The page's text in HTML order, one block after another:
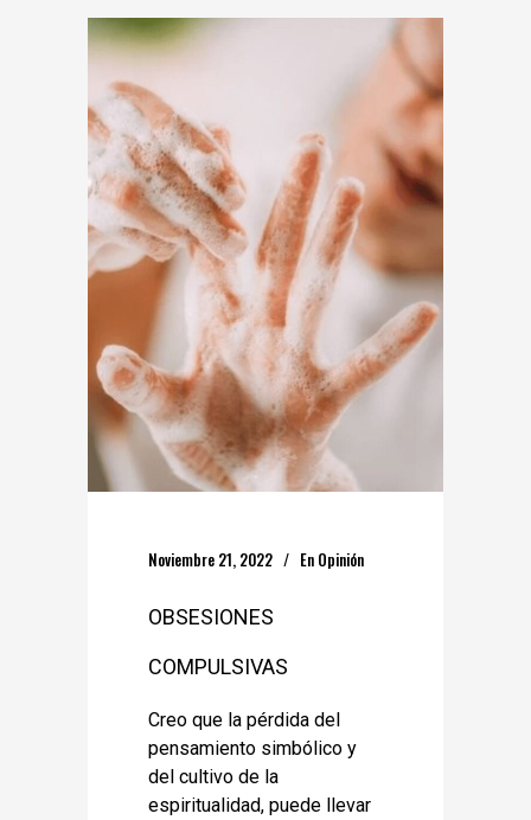
Noviembre 21, 2022 En Opinión
OBSESIONES
COMPULSIVAS
Creo que la pérdida del
pensamiento simbólico y
del cultivo de la
espiritualidad, puede llevar